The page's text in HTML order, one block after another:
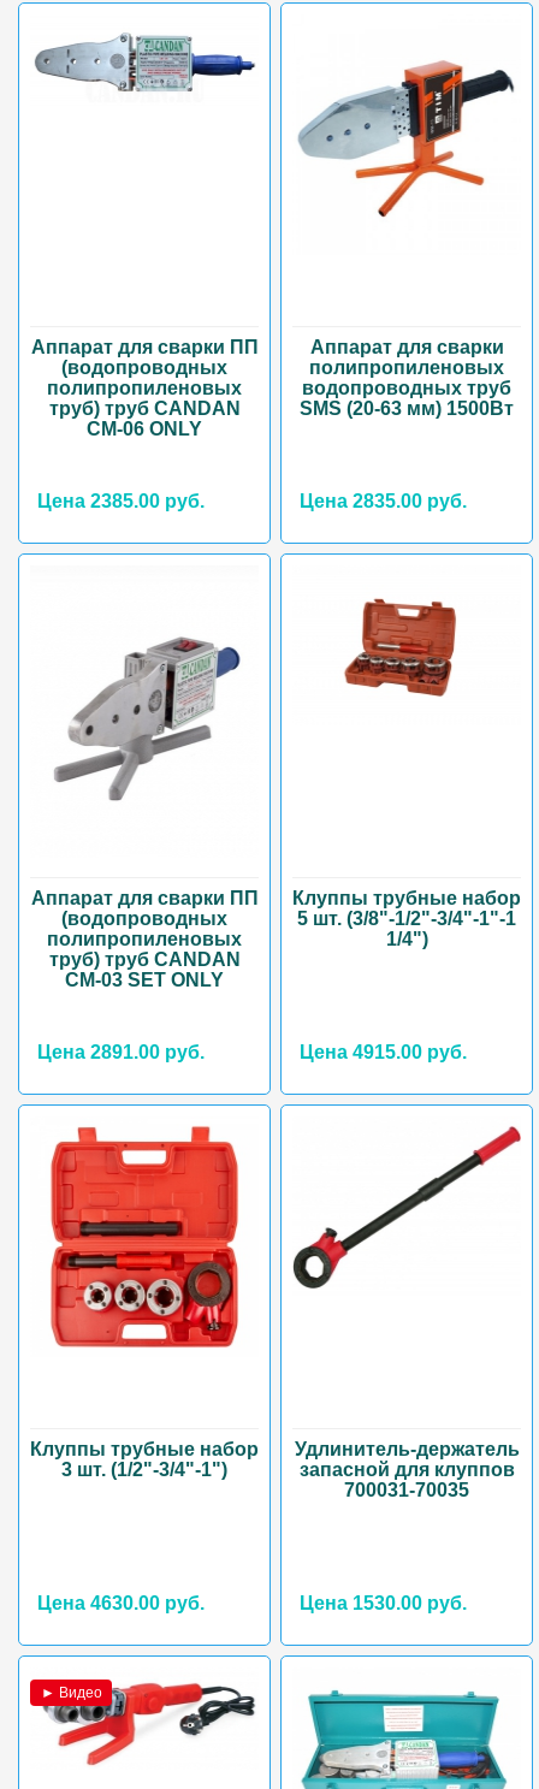
Аппарат для сварки ПП
(водопроводных
полипропиленовых
труб) труб CANDAN
CM-06 ONLY
Цена 2385.00 руб.
Аппарат для сварки
полипропиленовых
водопроводных труб
SMS (20-63 мм) 1500Вт
Цена 2835.00 руб.
Аппарат для сварки ПП
(водопроводных
полипропиленовых
труб) труб CANDAN
CM-03 SET ONLY
Цена 2891.00 руб.
Клуппы трубные набор
5 шт. (3/8"-1/2"-3/4"-1"-1
1/4")
Цена 4915.00 руб.
Клуппы трубные набор
3 шт. (1/2"-3/4"-1")
Цена 4630.00 руб.
Удлинитель-держатель
запасной для клуппов
700031-70035
Цена 1530.00 руб.
► Видео